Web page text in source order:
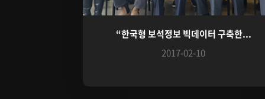
“한국형 보석정보 빅데이터 구축한...
2017-02-10